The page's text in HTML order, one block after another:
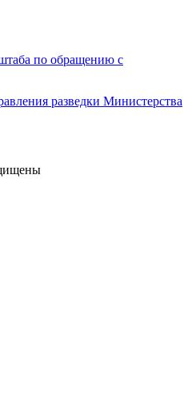
по обращению с
разведки Министерства